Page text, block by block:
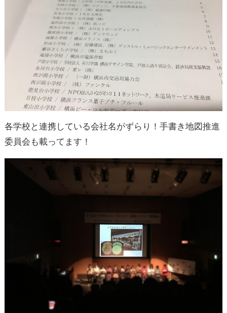
各学校と連携している会社名がずらり！手書き地図推進
委員会も載ってます！